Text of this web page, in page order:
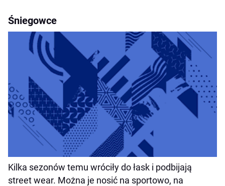
Śniegowce
Kilka sezonów temu wróciły do łask i podbijają
street wear. Można je nosić na sportowo, na